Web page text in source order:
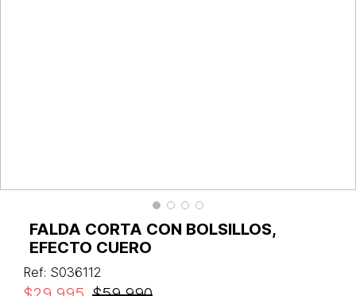
FALDA CORTA CON BOLSILLOS,
EFECTO CUERO
Ref: S036112